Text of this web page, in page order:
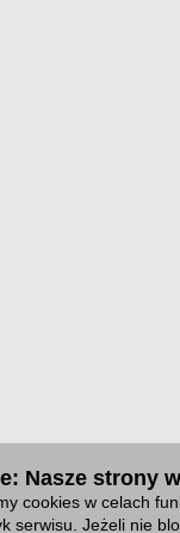
Nasze strony
cookies w celach
serwisu. Jeżeli nie